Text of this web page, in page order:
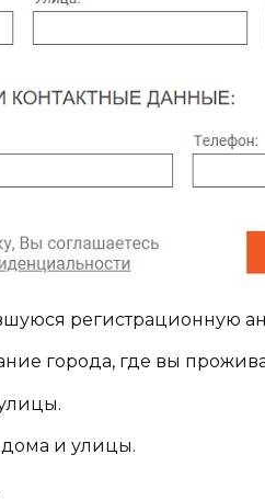
регистрационную
города, где вы
и улицы.